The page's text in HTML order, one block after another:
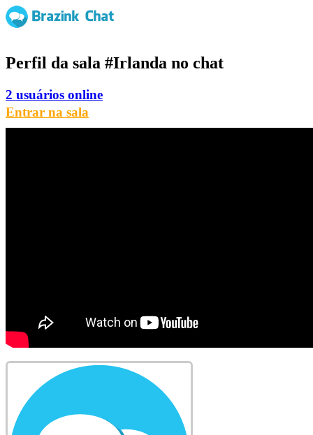
Perfil da sala #Irlanda no chat
2 usuários online
Entrar na sala